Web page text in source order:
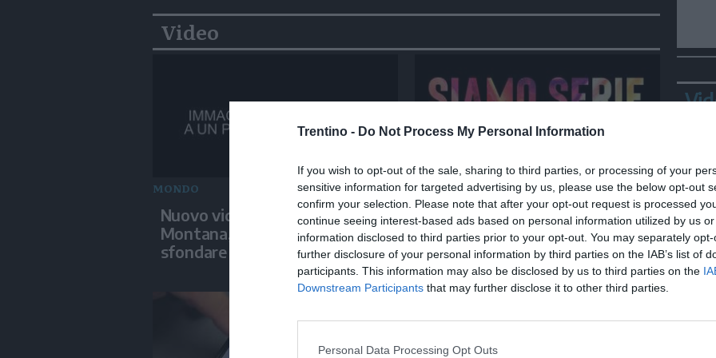
Trentino - Do Not Process My Personal Information
If you wish to opt-out of the sale, sharing to third parties, or processing of your
sensitive information for targeted advertising by us, please use the below opt-out
confirm your selection. Please note that after your opt-out request is processed
continue seeing interest-based ads based on personal information utilized by us
information disclosed to third parties prior to your opt-out. You may separately
further disclosure of your personal information by third parties on the IAB’s list of
participants. This information may also be disclosed by us to third parties on the
Downstream Participants that may further disclose it to other third parties.
Personal Data Processing Opt Outs
Video
MONDO
Nuovo video su Crans-
Montana, i giovani cercano di
sfondare le vetrate
SPETTACOLO
Siamo Serie: L'estate nei tuoi
occhi, Attitudini: nessuna, The
bear